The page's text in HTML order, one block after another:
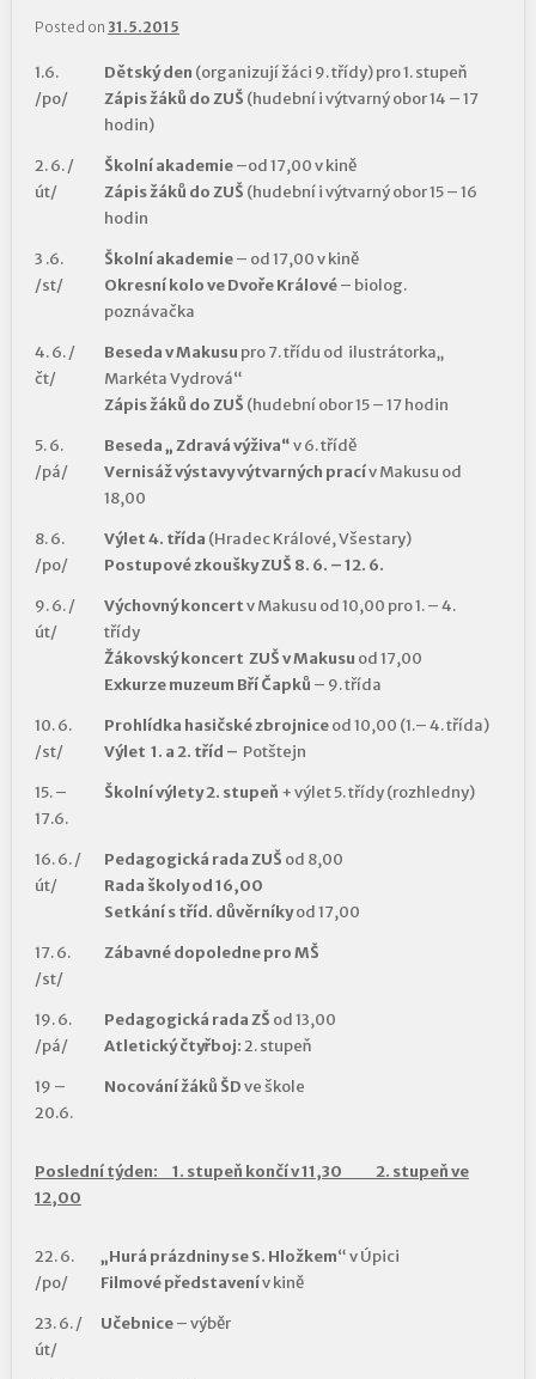
Posted on 31.5.2015
1.6.
/po/
Dětský den (organizují žáci 9. třídy) pro 1. stupeň
Zápis žáků do ZUŠ (hudební i výtvarný obor 14 – 17
hodin)
2. 6. /
út/
Školní akademie–od 17,00 v kině
Zápis žáků do ZUŠ (hudební i výtvarný obor 15 – 16
hodin
3 .6.
/st/
Školní akademie– od 17,00 v kině
Okresní kolo ve Dvoře Králové– biolog.
poznávačka
4. 6. /
čt/
Beseda v Makusu pro 7. třídu od ilustrátorka„
Markéta Vydrová“
Zápis žáků do ZUŠ (hudební obor 15 – 17 hodin
5. 6.
/pá/
Beseda „ Zdravá výživa“v 6. třídě
Vernisáž výstavy výtvarných pracív Makusu od
18,00
8. 6.
/po/
Výlet 4. třída (Hradec Králové, Všestary)
Postupové zkoušky ZUŠ 8. 6. – 12. 6.
9. 6. /
út/
Výchovný koncertv Makusu od 10,00 pro 1. – 4.
třídy
Žákovský koncert ZUŠ v Makusu od 17,00
Exkurze muzeum Bří Čapků – 9. třída
10. 6.
/st/
Prohlídka hasičské zbrojniceod 10,00 (1.– 4. třída)
Výlet 1. a 2. tříd – Potštejn
15. –
17.6.
Školní výlety 2. stupeň + výlet 5. třídy (rozhledny)
16. 6. /
út/
Pedagogická rada ZUŠ od 8,00
Rada školy od 16,00
Setkání s tříd. důvěrníkyod 17,00
17. 6.
/st/
Zábavné dopoledne pro MŠ
19. 6.
/pá/
Pedagogická rada ZŠ od 13,00
Atletický čtyřboj:2. stupeň
19 –
20.6.
Nocování žáků ŠDve škole
Poslední týden: 1. stupeň končí v 11,30 2. stupeň ve
12,00
22. 6.
/po/
„Hurá prázdniny se S. Hložkem“ v Úpici
Filmové představenív kině
23. 6. /
út/
Učebnice– výběr